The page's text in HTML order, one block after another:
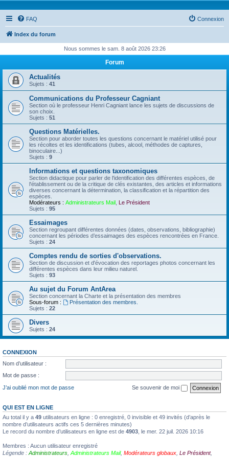
FAQ Connexion
Index du forum
Nous sommes le sam. 8 août 2026 23:26
Forum
Actualités
Sujets : 41
Communications du Professeur Cagniant
Section où le professeur Henri Cagniant lance les sujets de discussions de
son choix.
Sujets : 51
Questions Matérielles.
Section pour aborder toutes les questions concernant le matériel utilisé pour
les récoltes et les identifications (tubes, alcool, méthodes de captures,
binoculaire...)
Sujets : 9
Informations et questions taxonomiques
Section didactique pour parler de l'identification des différentes espèces, de
l'établissement ou de la critique de clés existantes, des articles et informations
diverses concernant la détermination, la classification et la répartition des
espèces.
Modérateurs : Administrateurs Mail Le Président
Sujets : 95
Essaimages
Section regroupant différentes données (dates, observations, bibliographie)
concernant les périodes d’essaimages des espèces rencontrées en France.
Sujets : 24
Comptes rendu de sorties d'observations.
Section de discussion et d'évocation des reportages photos concernant les
différentes espèces dans leur milieu naturel.
Sujets : 93
Au sujet du Forum AntArea
Section concernant la Charte et la présentation des membres
Sous-forum :
Présentation des membres.
Sujets : 22
Divers
Sujets : 24
CONNEXION
Nom d’utilisateur :
Mot de passe :
J’ai oublié mon mot de passe
Se souvenir de moi
QUI EST EN LIGNE
Au total il y a 49 utilisateurs en ligne : 0 enregistré, 0 invisible et 49 invités (d’après le
nombre d’utilisateurs actifs ces 5 dernières minutes)
Le record du nombre d’utilisateurs en ligne est de 4903 , le mer. 22 juil. 2026 10:16
Membres : Aucun utilisateur enregistré
Légende : Administrateurs Administrateurs Mail, Modérateurs globaux Le Président,